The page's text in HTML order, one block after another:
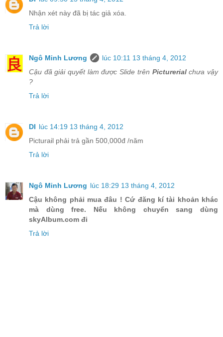
Nhận xét này đã bị tác giả xóa.
Trả lời
Ngô Minh Lương
lúc 10:11 13 tháng 4, 2012
Cậu đã giải quyết làm được Slide trên Picturerialchưa vậy
?
Trả lời
DI lúc 14:19 13 tháng 4, 2012
Picturail phải trả gần 500,000đ /năm
Trả lời
Ngô Minh Lương lúc 18:29 13 tháng 4, 2012
Cậu không phải mua đâu ! Cứ đăng kí tài khoản khác
mà dùng free. Nếu không chuyển sang dùng
skyAlbum.com đi
Trả lời